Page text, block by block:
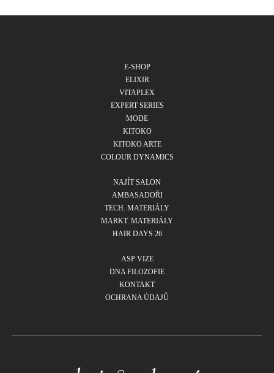
E-SHOP
ELIXIR
VITAPLEX
EXPERT SERIES
MODE
KITOKO
KITOKO ARTE
COLOUR DYNAMICS
NAJÍT SALON
AMBASADOŘI
TECH. MATERIÁLY
MARKT. MATERIÁLY
HAIR DAYS 26
ASP VIZE
DNA FILOZOFIE
KONTAKT
OCHRANA ÚDAJŮ